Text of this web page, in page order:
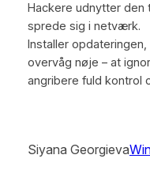
Hackere udnytter den
sprede sig i netværk.
Installer
overvåg nøje – at
angribere fuld kontrol
Siyana Georgieva